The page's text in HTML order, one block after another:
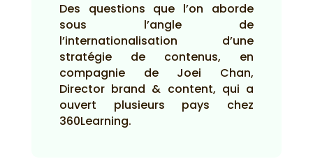
Des questions que l’on aborde
sous l’angle de
l’internationalisation d’une
stratégie de contenus, en
compagnie de Joei Chan,
Director brand & content, qui a
ouvert plusieurs pays chez
360Learning.